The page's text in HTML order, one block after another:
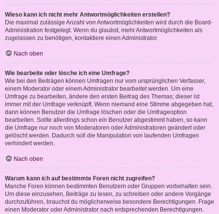
Wieso kann ich nicht mehr Antwortmöglichkeiten erstellen?
Die maximal zulässige Anzahl von Antwortmöglichkeiten wird durch die Board-
Administration festgelegt. Wenn du glaubst, mehr Antwortmöglichkeiten als
zugelassen zu benötigen, kontaktiere einen Administrator.
Nach oben
Wie bearbeite oder lösche ich eine Umfrage?
Wie bei den Beiträgen können Umfragen nur vom ursprünglichen Verfasser,
einem Moderator oder einem Administrator bearbeitet werden. Um eine
Umfrage zu bearbeiten, ändere den ersten Beitrag des Themas; dieser ist
immer mit der Umfrage verknüpft. Wenn niemand eine Stimme abgegeben hat,
dann können Benutzer die Umfrage löschen oder die Umfrageoption
bearbeiten. Sollte allerdings schon ein Benutzer abgestimmt haben, so kann
die Umfrage nur noch von Moderatoren oder Administratoren geändert oder
gelöscht werden. Dadurch soll die Manipulation von laufenden Umfragen
verhindert werden.
Nach oben
Warum kann ich auf bestimmte Foren nicht zugreifen?
Manche Foren können bestimmten Benutzern oder Gruppen vorbehalten sein.
Um diese einzusehen, Beiträge zu lesen, zu schreiben oder andere Vorgänge
durchzuführen, brauchst du möglicherweise besondere Berechtigungen. Frage
einen Moderator oder Administrator nach entsprechenden Berechtigungen.